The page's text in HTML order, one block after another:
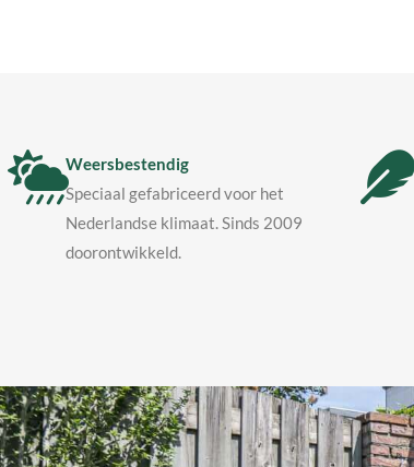
Weersbestendig
Speciaal gefabriceerd voor het
Nederlandse klimaat. Sinds 2009
doorontwikkeld.